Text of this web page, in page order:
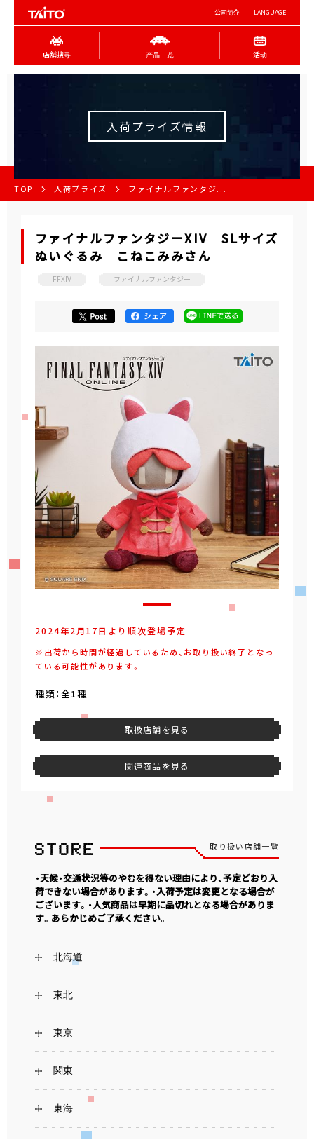
公司简介 LANGUAGE
店舖搜寻 产品一览 活动
入荷プライズ情報
TOP 入荷プライズ ファイナルファンタジ...
ファイナルファンタジーXIV SLサイズ
ぬいぐるみ こねこみみさん
FFXIV ファイナルファンタジー
2024年2月17日より順次登場予定
※出荷から時間が経過しているため、お取り扱い終了となっ
ている可能性があります。
種類：全1種
取扱店舗を見る
関連商品を見る
取り扱い店舗一覧
・天候・交通状況等のやむを得ない理由により、予定どおり入
荷できない場合があります。・入荷予定は変更となる場合が
ございます。・人気商品は早期に品切れとなる場合がありま
す。あらかじめご了承ください。
北海道
東北
東京
関東
東海